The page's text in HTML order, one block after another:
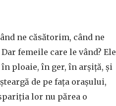
ne căsătorim, când ne
femeile care le vând? Ele
ploaie, în ger, în arșiță, și
de pe fața orașului,
lor nu părea o